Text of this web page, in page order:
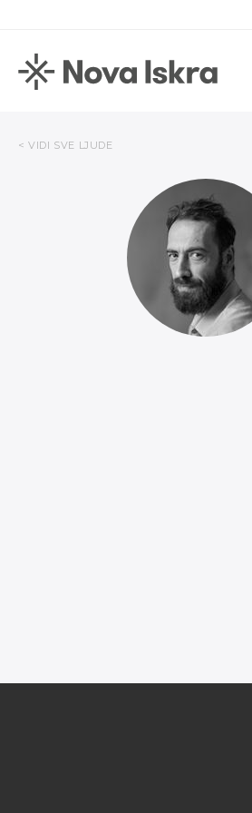
< VIDI SVE LJUDE